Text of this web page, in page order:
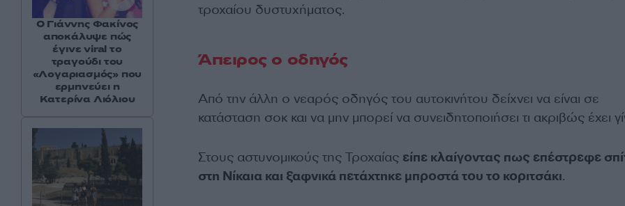
τροχαίου δυστυχήματος.
Άπειρος ο οδηγός
Από την άλλη ο νεαρός οδηγός του αυτοκινήτου δείχνει να είναι σε
κατάσταση σοκ και να μην μπορεί να συνειδητοποιήσει τι ακριβώς έχει
Στους αστυνομικούς της Τροχαίας είπε κλαίγοντας πως επέστρεφε
στη Νίκαια και ξαφνικά πετάχτηκε μπροστά του το κοριτσάκι.
Ο Γιάννης Φακίνος
αποκάλυψε πώς
έγινε viral το
τραγούδι του
«Λογαριασμός» που
ερμηνεύει η
Κατερίνα Λιόλιου